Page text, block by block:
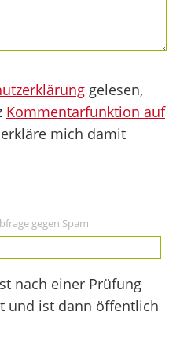
gelesen,
Kommentarfunktion auf
mich damit
gegen Spam
nach einer Prüfung
und ist dann öffentlich